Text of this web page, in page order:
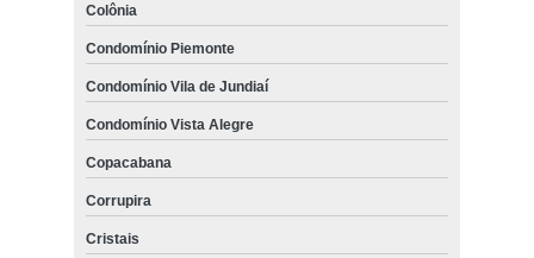
Colônia
Condomínio Piemonte
Condomínio Vila de Jundiaí
Condomínio Vista Alegre
Copacabana
Corrupira
Cristais